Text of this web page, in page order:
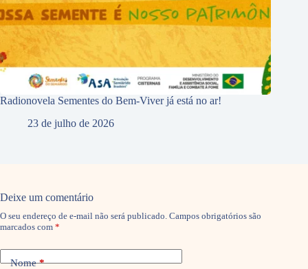
Radionovela Sementes do Bem-Viver já está no ar!
23 de julho de 2026
Deixe um comentário
O seu endereço de e-mail não será publicado. Campos obrigatórios são
marcados com *
Nome*